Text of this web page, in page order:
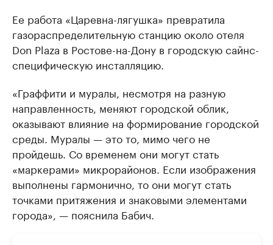
Ее работа «Царевна-лягушка» превратила
газораспределительную станцию около отеля
Don Plaza в Ростове-на-Дону в городскую сайнс-
специфическую инсталляцию.
«Граффити и муралы, несмотря на разную
направленность, меняют городской облик,
оказывают влияние на формирование городской
среды. Муралы — это то, мимо чего не
пройдешь. Со временем они могут стать
«маркерами» микрорайонов. Если изображения
выполнены гармонично, то они могут стать
точками притяжения и знаковыми элементами
города», — пояснила Бабич.